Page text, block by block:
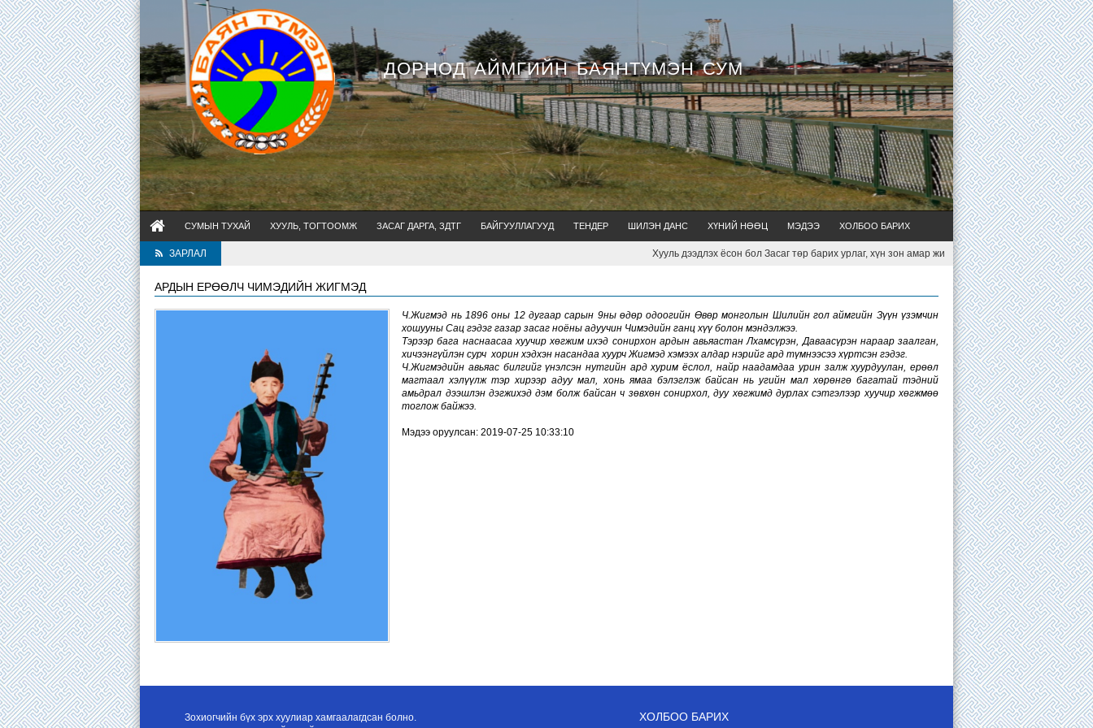
ДОРНОД АЙМГИЙН БАЯНТҮМЭН СУМ
СУМЫН ТУХАЙ ХУУЛЬ, ТОГТООМЖ ЗАСАГ ДАРГА, ЗДТГ БАЙГУУЛЛАГУУД ТЕНДЕР ШИЛЭН ДАНС ХҮНИЙ НӨӨЦ МЭДЭЭ ХОЛБОО БАРИХ
ЗАРЛАЛ Хууль дээдлэх ёсон бол Засаг төр барих урлаг, хүн зон амар жимир амьдархуйн арга ухаан мөн.
АРДЫН ЕРӨӨЛЧ ЧИМЭДИЙН ЖИГМЭД
Ч.Жигмэд нь 1896 оны 12 дугаар сарын 9ны өдөр одоогийн Өвөр монголын Шилийн гол аймгийн Зүүн үзэмчин
хошууны Сац гэдэг газар засаг ноёны адуучин Чимэдийн ганц хүү болон мэндэлжээ.
Тэрээр бага наснаасаа хуучир хөгжим ихэд сонирхон ардын авьяастан Лхамсүрэн, Даваасүрэн нараар заалган,
хичээнгүйлэн сурч хорин хэдхэн насандаа хуурч Жигмэд хэмээх алдар нэрийг ард түмнээсээ хүртсэн гэдэг.
Ч.Жигмэдийн авьяас билгийг үнэлсэн нутгийн ард хурим ёслол, найр наадамдаа урин залж хуурдуулан, ерөөл
магтаал хэлүүлж тэр хирээр адуу мал, хонь ямаа бэлэглэж байсан нь угийн мал хөрөнгө багатай тэдний
амьдрал дээшлэн дэгжихэд дэм болж байсан ч зөвхөн сонирхол, дуу хөгжимд дурлах сэтгэлээр хуучир хөгжмөө
тоглож байжээ.
Мэдээ оруулсан: 2019-07-25 10:33:10
Зохиогчийн бүх эрх хуулиар хамгаалагдсан болно.
ХОЛБОО БАРИХ